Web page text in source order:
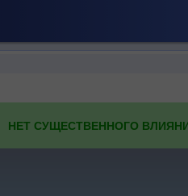
НЕТ СУЩЕСТВЕННОГО